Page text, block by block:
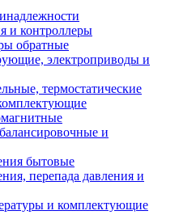
и контроллеры
обратные
электроприводы и
термостатические
и
бытовые
перепада давления и
и комплектующие